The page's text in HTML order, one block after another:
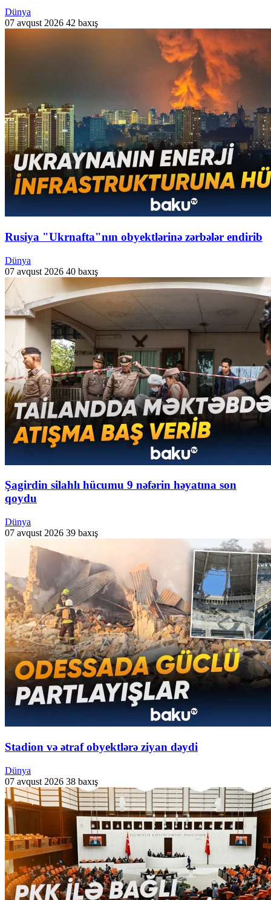
Dünya
07 avqust 2026 42 baxış
Rusiya "Ukrnafta"nın obyektlərinə zərbələr endirib
Dünya
07 avqust 2026 40 baxış
Şagirdin silahlı hücumu 9 nəfərin həyatına son
qoydu
Dünya
07 avqust 2026 39 baxış
Stadion və ətraf obyektlərə ziyan dəydi
Dünya
07 avqust 2026 38 baxış